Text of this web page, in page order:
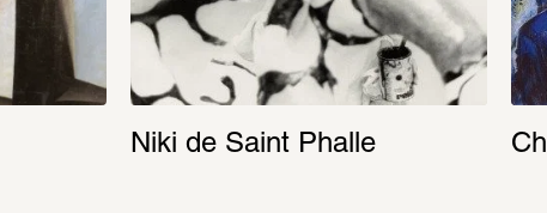
Niki de Saint Phalle